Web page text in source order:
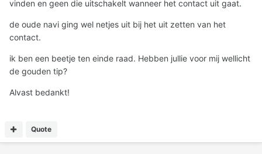
vinden en geen die uitschakelt wanneer het contact uit gaat.
de oude navi ging wel netjes uit bij het uit zetten van het
contact.
ik ben een beetje ten einde raad. Hebben jullie voor mij wellicht
de gouden tip?
Alvast bedankt!
Quote